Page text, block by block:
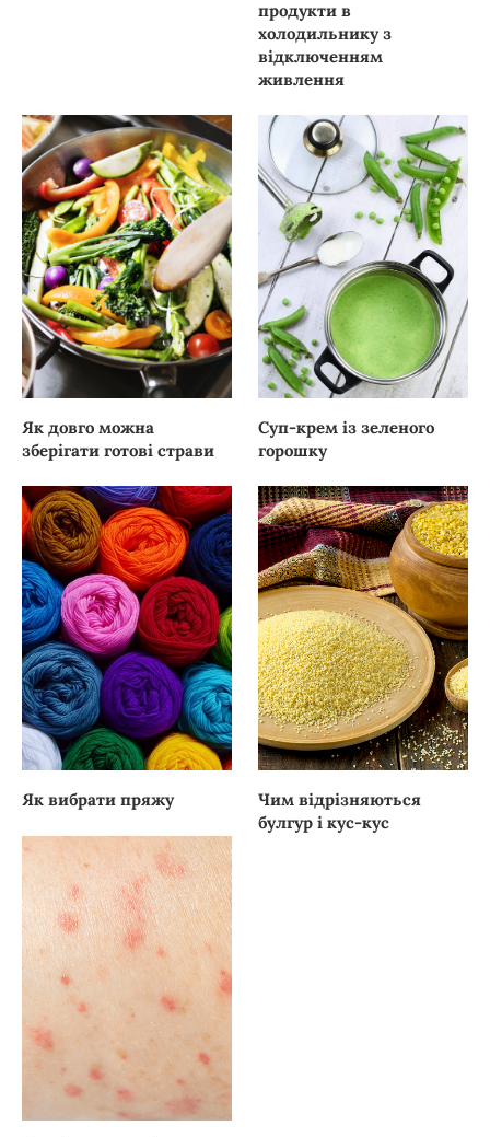
продукти в
холодильнику з
відключенням
живлення
Як довго можна
зберігати готові страви
Суп-крем із зеленого
горошку
Як вибрати пряжу
Чим відрізняються
булгур і кус-кус